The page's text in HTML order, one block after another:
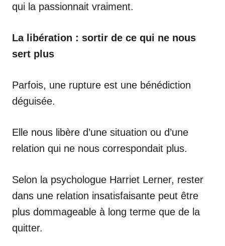
qui la passionnait vraiment.
La libération : sortir de ce qui ne nous
sert plus
Parfois, une rupture est une bénédiction
déguisée.
Elle nous libère d’une situation ou d’une
relation qui ne nous correspondait plus.
Selon la psychologue Harriet Lerner, rester
dans une relation insatisfaisante peut être
plus dommageable à long terme que de la
quitter.